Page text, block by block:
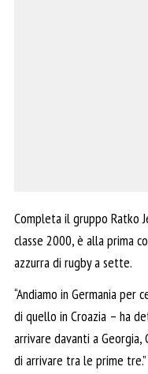
Completa il gruppo Ratko
classe 2000, è alla prima
azzurra di rugby a sette.
“Andiamo in Germania per
di quello in Croazia – ha
arrivare davanti a Georgia,
di arrivare tra le prime tre.”